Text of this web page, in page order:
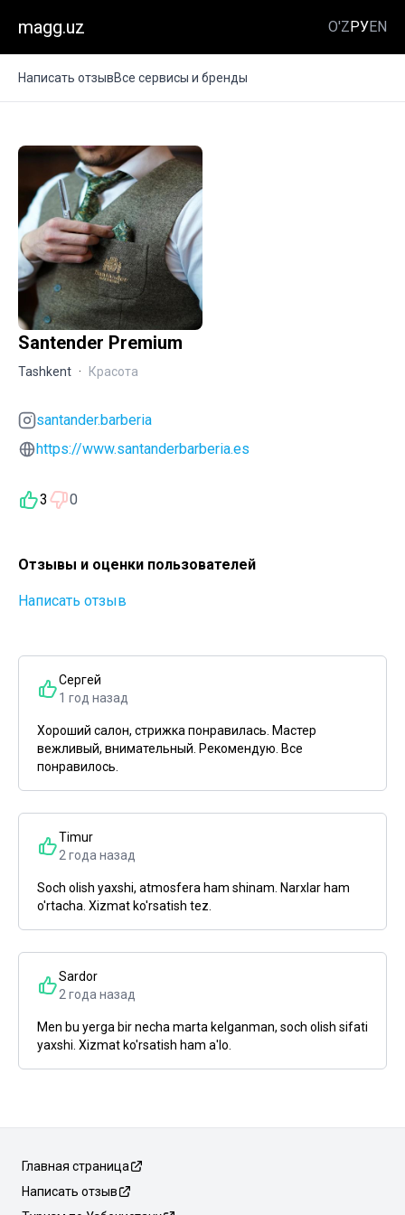
magg.uz O'ZРУEN
Написать отзывВсе сервисы и бренды
Santender Premium
Tashkent · Красота
santander.barberia
https://www.santanderbarberia.es
3 0
Отзывы и оценки пользователей
Написать отзыв
Сергей
1 год назад
Хороший салон, стрижка понравилась. Мастер
вежливый, внимательный. Рекомендую. Все
понравилось.
Timur
2 года назад
Soch olish yaxshi, atmosfera ham shinam. Narxlar ham
o'rtacha. Xizmat ko'rsatish tez.
Sardor
2 года назад
Men bu yerga bir necha marta kelganman, soch olish sifati
yaxshi. Xizmat ko'rsatish ham a'lo.
Главная страница
Написать отзыв